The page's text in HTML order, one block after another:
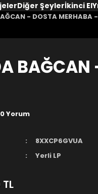
Diğer Şeylerİkinci El
- DOSTA MERHABA
Yorum
8XXCP6GVUA
Yerli LP